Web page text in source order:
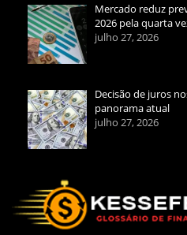
Mercado reduz
2026 pela quarta
julho 27, 2026
Decisão de juros
panorama atual
julho 27, 2026